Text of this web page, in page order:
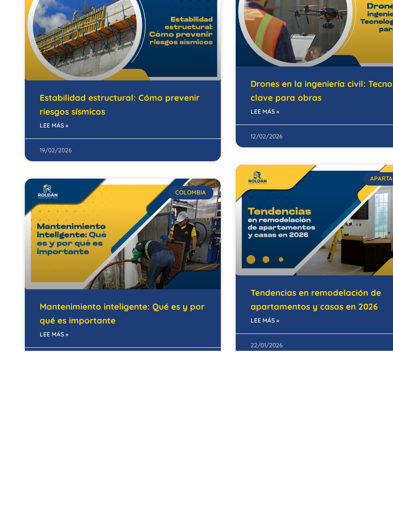
Estabilidad estructural: Cómo prevenir
riesgos sísmicos
LEE MÁS »
19/02/2026
Drones en la ingeniería civil:
clave para obras
LEE MÁS »
12/02/2026
COLOMBIA
Mantenimiento inteligente: Qué es y por
qué es importante
LEE MÁS »
Tendencias en remodelación de
apartamentos y casas en 2026
LEE MÁS »
22/01/2026